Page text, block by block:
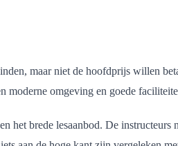
maar niet de hoofdprijs willen
moderne omgeving en goede
het brede lesaanbod. De